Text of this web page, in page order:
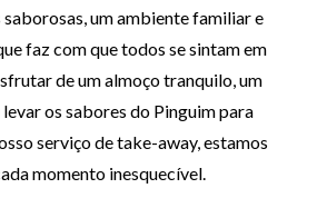
um ambiente familiar e
faz com que todos se sintam em
de um almoço tranquilo, um
os sabores do Pinguim para
serviço de take-away, estamos
momento inesquecível.